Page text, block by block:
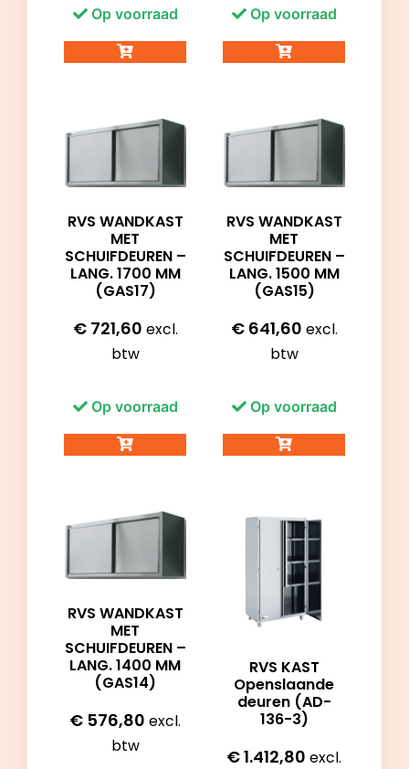
Op voorraad Op voorraad
RVS WANDKAST
MET
SCHUIFDEUREN –
LANG. 1700 MM
(GAS17)
€721,60 excl.
btw
Op voorraad
RVS WANDKAST
MET
SCHUIFDEUREN –
LANG. 1500 MM
(GAS15)
€641,60 excl.
btw
Op voorraad
RVS WANDKAST
MET
SCHUIFDEUREN –
LANG. 1400 MM
(GAS14)
€ 576,80 excl.
btw
RVS KAST
Openslaande
deuren (AD-
136-3)
€1.412,80 excl.